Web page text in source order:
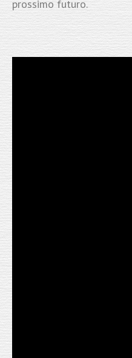
prossimo futuro.